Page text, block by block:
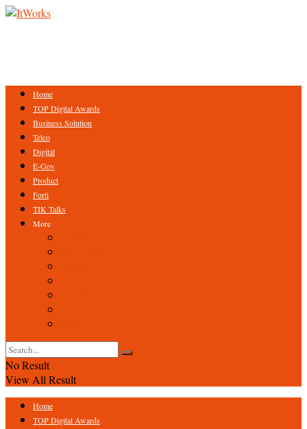
Home
TOP Digital Awards
Business Solution
Telco
Digital
E-Gov
Product
Forti
TIK Talks
More
No Result
View All Result
Home
TOP Digital Awards